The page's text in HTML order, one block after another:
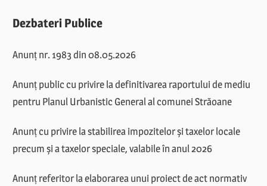
Dezbateri Publice
Anunț nr. 1983 din 08.05.2026
Anunț public cu privire la definitivarea raportului de mediu
pentru Planul Urbanistic General al comunei Străoane
Anunț cu privire la stabilirea impozitelor și taxelor locale
precum și a taxelor speciale, valabile în anul 2026
Anunț referitor la elaborarea unui proiect de act normativ